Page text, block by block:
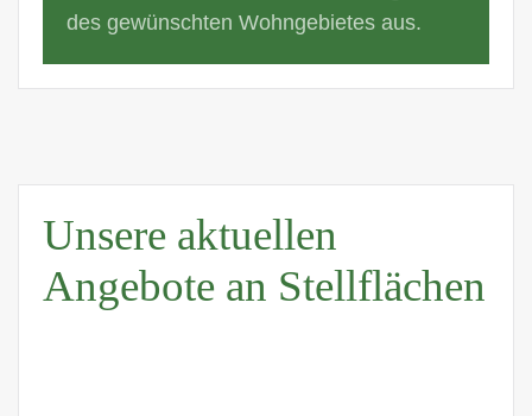
des gewünschten Wohngebietes aus.
Unsere aktuellen
Angebote an Stellflächen